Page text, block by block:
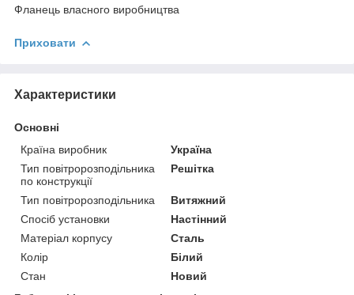
Фланець власного виробництва
Приховати
Характеристики
Основні
Країна виробник
Україна
Тип повітророзподільника
по конструкції
Решітка
Тип повітророзподільника
Витяжний
Спосіб установки
Настінний
Матеріал корпусу
Сталь
Колір
Білий
Стан
Новий